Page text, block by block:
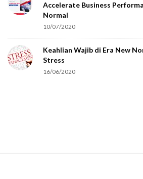
Accelerate Business
Normal
10/07/2020
Keahlian Wajib di Era New
Stress
16/06/2020